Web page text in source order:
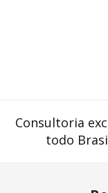
Consultoria
todo